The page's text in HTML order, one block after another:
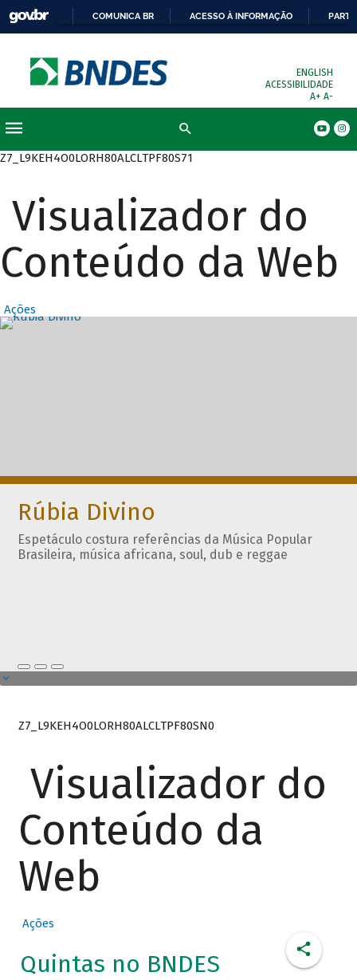
COMUNICA BR ACESSO À INFORMAÇÃO
ENGLISH
ACESSIBILIDADE
A+ A-
Z7_L9KEH4O0LORH80ALCLTPF80S71
Visualizador do
Conteúdo da Web
Ações
Destaques
Rúbia Divino
Espetáculo costura referências da Música Popular
Brasileira, música africana, soul, dub e reggae
Z7_L9KEH4O0LORH80ALCLTPF80SN0
Visualizador do
Conteúdo da
Web
Ações
Quintas no BNDES